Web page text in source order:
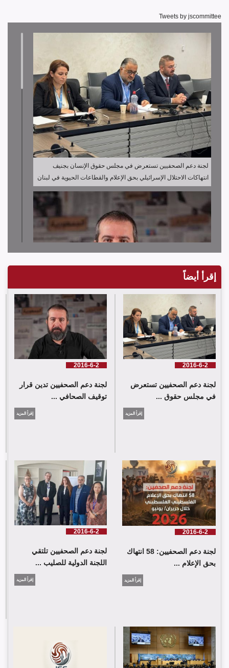
Tweets by jscommittee
لجنة دعم الصحفيين تستعرض في مجلس حقوق الإنسان بجنيف
انتهاكات الاحتلال الإسرائيلي بحق الإعلام والقطاعات الحيوية في لبنان
لجنة دعم الصحفيين تدين قرار توقيف الصحافي حسن عليق
لجنة دعم الصحفيين: 58 انتهاك بحق الإعلام الفلسطيني خلال حزيران/
يونيو 2026
لجنة دعم الصحفيين تلتقي اللجنة الدولية للصليب الأحمر في جنيف
إقرأ أيضاً
2016-6-2
لجنة دعم الصحفيين تستعرض
في مجلس حقوق ...
إقرأ المزيد
2016-6-2
لجنة دعم الصحفيين تدين قرار
توقيف الصحافي ...
إقرأ المزيد
2016-6-2
لجنة دعم الصحفيين: 58 انتهاك
بحق الإعلام ...
إقرأ المزيد
2016-6-2
لجنة دعم الصحفيين تلتقي
اللجنة الدولية للصليب ...
إقرأ المزيد